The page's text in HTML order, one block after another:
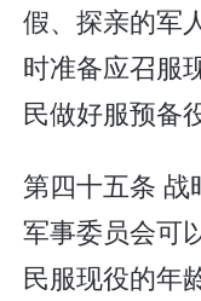
假、探亲的军
时准备应召服
民做好服预备
第四十五条 战
军事委员会可
民服现役的年